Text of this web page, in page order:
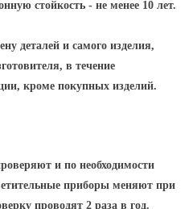
стойкость - не менее 10 лет.
деталей и самого изделия,
в течение
кроме покупных изделий.
и по необходимости
приборы меняют при
проводят 2 раза в год.